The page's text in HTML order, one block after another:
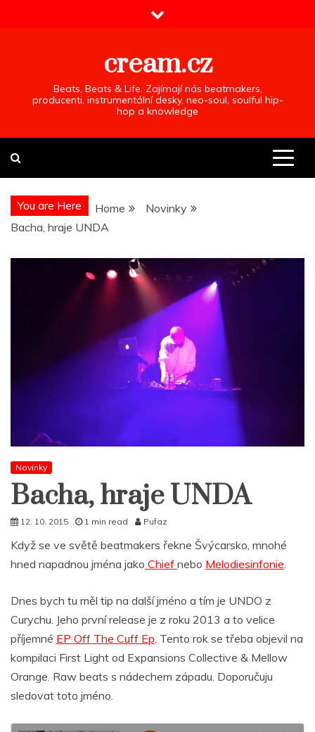
cream.cz
Beats, Beats & Life. Zajímají nás beatmakers,
producenti, instrumentální desky, neo-soul, soulful hip-
hop a knowledge
You are Here Home
Novinky
Bacha, hraje UNDA
Novinky
Bacha, hraje UNDA
12. 10. 2015 1 min read Pufaz
Když se ve světě beatmakers řekne Švýcarsko, mnohé
hned napadnou jména jako Chief nebo Melodiesinfonie
Dnes bych tu měl tip na další jméno a tím je UNDO z
Curychu. Jeho první release je z roku 2013 a to velice
příjemné EP Off The Cuff Ep . Tento rok se třeba objevil na
kompilaci First Light od Expansions Collective & Mellow
Orange. Raw beats s nádechem západu. Doporučuju
sledovat toto jméno.